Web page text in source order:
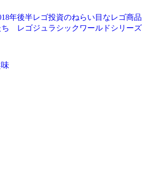
年後半レゴ投資のねらい目なレゴ商品
ち レゴジュラシックワールドシリーズ